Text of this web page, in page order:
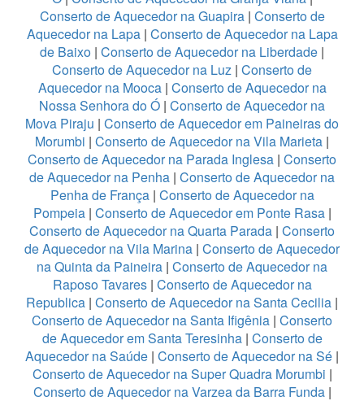
Conserto de Aquecedor na Guapira| Conserto de
Aquecedor na Lapa| Conserto de Aquecedor na Lapa
de Baixo | Conserto de Aquecedor na Liberdade |
Conserto de Aquecedor na Luz | Conserto de
Aquecedor na Mooca| Conserto de Aquecedor na
Nossa Senhora do Ó | Conserto de Aquecedor na
Mova Piraju | Conserto de Aquecedor em Paineiras do
Morumbi | Conserto de Aquecedor na Vila Marieta |
Conserto de Aquecedor na Parada Inglesa | Conserto
de Aquecedor na Penha | Conserto de Aquecedor na
Penha de França | Conserto de Aquecedor na
Pompeia| Conserto de Aquecedor em Ponte Rasa|
Conserto de Aquecedor na Quarta Parada | Conserto
de Aquecedor na Vila Marina | Conserto de Aquecedor
na Quinta da Paineira | Conserto de Aquecedor na
Raposo Tavares| Conserto de Aquecedor na
Republica | Conserto de Aquecedor na Santa Cecilia |
Conserto de Aquecedor na Santa Ifigênia | Conserto
de Aquecedor em Santa Teresinha| Conserto de
Aquecedor na Saúde | Conserto de Aquecedor na Sé |
Conserto de Aquecedor na Super Quadra Morumbi |
Conserto de Aquecedor na Varzea da Barra Funda|